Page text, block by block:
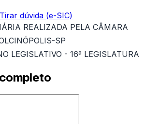
Tirar dúvida (e-SIC)
REALIZADA PELA CÂMARA
SP
LEGISLATIVO - 16ª LEGISLATURA